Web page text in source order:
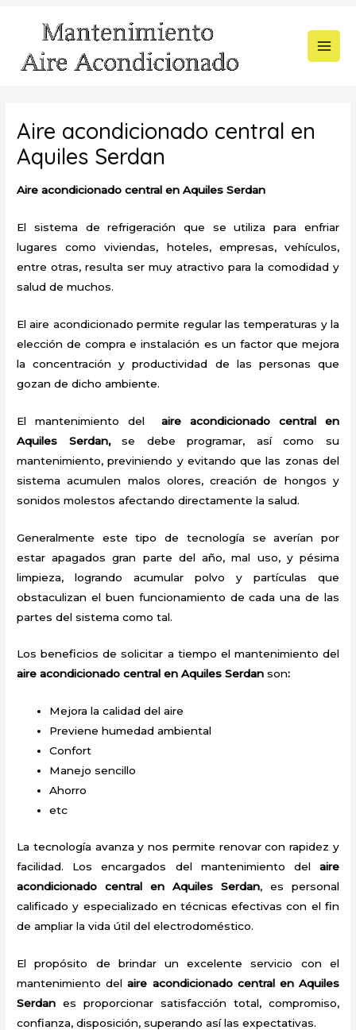
contenido
Aire acondicionado central en
Aquiles Serdan
Aire acondicionado central en Aquiles Serdan
El sistema de refrigeración que se utiliza para enfriar
lugares como viviendas, hoteles, empresas, vehículos,
entre otras, resulta ser muy atractivo para la comodidad y
salud de muchos.
El aire acondicionado permite regular las temperaturas y la
elección de compra e instalación es un factor que mejora
la concentración y productividad de las personas que
gozan de dicho ambiente.
El mantenimiento delaire acondicionado central en
Aquiles Serdan,se debe programar, así como su
mantenimiento, previniendo y evitando que las zonas del
sistema acumulen malos olores, creación de hongos y
sonidos molestos afectando directamente la salud.
Generalmente este tipo de tecnología se averían por
estar apagados gran parte del año, mal uso, y pésima
limpieza, logrando acumular polvo y partículas que
obstaculizan el buen funcionamiento de cada una de las
partes del sistema como tal.
Los beneficios de solicitar a tiempo el mantenimiento del
aire acondicionado central en Aquiles Serdanson:
Mejora la calidad del aire
Previene humedad ambiental
Confort
Manejo sencillo
Ahorro
etc
La tecnología avanza y nos permite renovar con rapidez y
facilidad. Los encargados del mantenimiento del aire
acondicionado central en Aquiles Serdan, es personal
calificado y especializado en técnicas efectivas con el fin
de ampliar la vida útil del electrodoméstico.
El propósito de brindar un excelente servicio con el
mantenimiento delaire acondicionado central en Aquiles
Serdan es proporcionar satisfacción total, compromiso,
confianza, disposición, superando así las expectativas.